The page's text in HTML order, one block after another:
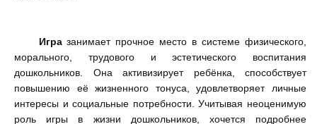
Игразанимает прочное место в системе физического,
морального, трудового и эстетического воспитания
дошкольников. Она активизирует ребёнка, способствует
повышению её жизненного тонуса, удовлетворяет личные
интересы и социальные потребности. Учитывая неоценимую
роль игры в жизни дошкольников, хочется подробнее